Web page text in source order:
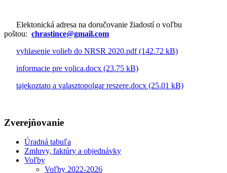
Elektonická adresa na doručovanie žiadostí o voľbu
poštou: chrastince@gmail.com
vyhlasenie volieb do NRSR 2020.pdf (142.72 kB)
informacie pre volica.docx (23.75 kB)
tajekoztato a valasztopolgar reszere.docx (25.01 kB)
Zverejňovanie
Úradná tabuľa
Zmluvy, faktúry a objednávky
Voľby
Voľby 2022-2026